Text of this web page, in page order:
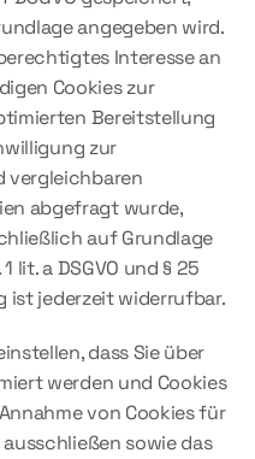
angegeben wird.
Interesse an
Cookies zur
Bereitstellung
zur
vergleichbaren
abgefragt wurde,
auf Grundlage
lit. a DSGVO und § 25
ist jederzeit widerrufbar.
dass Sie über
werden und Cookies
von Cookies für
sowie das